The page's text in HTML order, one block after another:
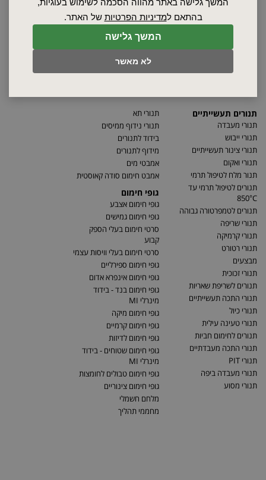
המשך גלישה
לא מאשר
בהתאם למדיניות הפרטיות של האתר.
מפת האתר
מדיניות פרטיות
תנורים תעשייתיים
תנורי מעבדה
תנורי ייבוש
תנורי צינור תעשייתיים
תנורי ואקום
תנור מלח לטיפול תרמי
תנורים לטיפול תרמי עד
850°C
תנורים לטמפרטורה גבוהה
תנורי שריפה
תנורי קרמיקה
תנורי רטורט
מבצעים
תנורי זכוכית
תנורים לשריפת שאריות
תנורי התכה תעשייתיים
תנורי כיול
תנורי טעינה עילית
תנורים לחימום חביות
תנורי התכה מעבדתיים
תנורי PIT
תנורי מעבדה ביפה
תנורי מסוע
תנורי תא
תנורי נידוף ממיסים
בידוד לתנורים
מידוף לתנורים
אמבטי מים
אמבט חימום סודה קאוסטית
גופי חימום
גופי חימום אצבע
גופי חימום גמישים
סרטי חימום בעלי הספק
קבוע
סרטי חימום בעלי וויסות עצמי
גופי חימום ספירליים
גופי חימום אינפרא אדום
גופי חימום בנד - בידוד
מינרלי MI
גופי חימום מיקה
גופי חימום קרמיים
גופי חימום לדיזות
גופי חימום שטוחים - בידוד
מינרלי MI
גופי חימום טבולים לחומצות
גופי חימום צינוריים
מלחם חשמלי
מחממי תהליך